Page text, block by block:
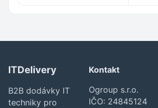
ITDelivery
B2B dodávky IT
techniky pro
Kontakt
Ogroup s.r.o.
IČO: 24845124